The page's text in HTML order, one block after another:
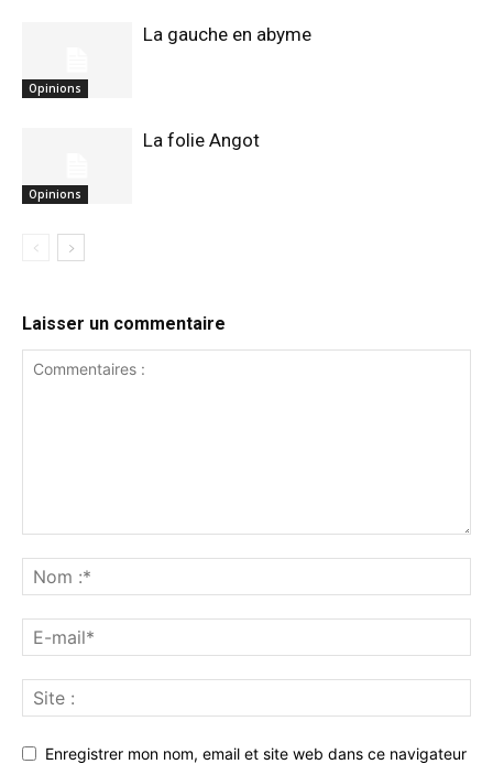
Opinions
La gauche en abyme
Opinions
La folie Angot
Laisser un commentaire
Enregistrer mon nom, email et site web dans ce navigateur